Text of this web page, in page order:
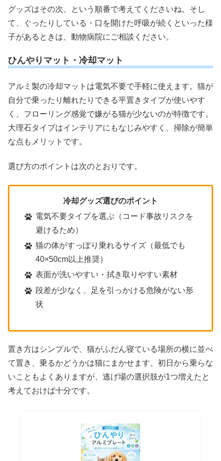
グッズはその次、という順番で考えてくださいね。そし
て、ぐったりしている・口を開けた呼吸が続くといった様
子があるときは、動物病院にご相談ください。
ひんやりマット・冷却マット
アルミ製の冷却マットは電気不要で手軽に使えます。猫が
自分で乗ったり離れたりできる平置きタイプが使いやす
く、フローリング感覚で嫌がる猫が少ないのが特徴です。
大理石タイプはインテリアにもなじみやすく、掃除が簡単
な点もメリットです。
選び方のポイントは次のとおりです。
冷却グッズ選びのポイント
電気不要タイプを選ぶ（コード事故リスクを
避けるため）
猫の体がすっぽり乗れるサイズ（最低でも
40×50cm以上推奨）
表面が洗いやすい・拭き取りやすい素材
段差が少なく、足を引っかける危険がない形
状
置き方はシンプルで、猫がふだん寝ている場所の横に並べ
て置き、乗るかどうかは猫にまかせます。初日から乗らな
いこともよくありますが、逃げ場の選択肢が1つ増えたと
考えておけば十分です。